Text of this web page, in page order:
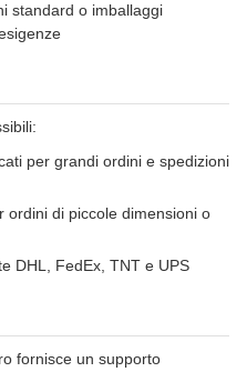
standard o imballaggi
per grandi ordini e spedizioni
ordini di piccole dimensioni o
DHL, FedEx, TNT e UPS
fornisce un supporto